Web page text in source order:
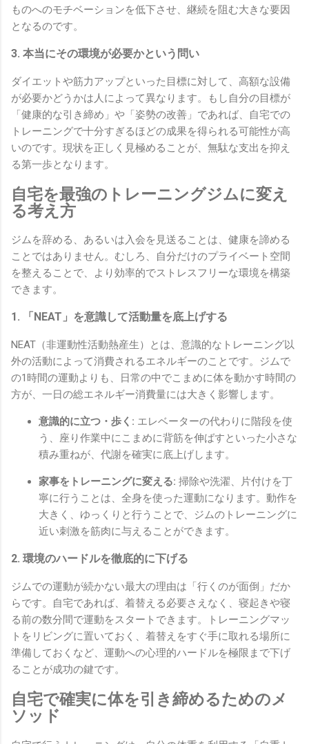
ものへのモチベーションを低下させ、継続を阻む大きな要因
となるのです。
3. 本当にその環境が必要かという問い
ダイエットや筋力アップといった目標に対して、高額な設備
が必要かどうかは人によって異なります。もし自分の目標が
「健康的な引き締め」や「姿勢の改善」であれば、自宅での
トレーニングで十分すぎるほどの成果を得られる可能性が高
いのです。現状を正しく見極めることが、無駄な支出を抑え
る第一歩となります。
自宅を最強のトレーニングジムに変え
る考え方
ジムを辞める、あるいは入会を見送ることは、健康を諦める
ことではありません。むしろ、自分だけのプライベート空間
を整えることで、より効率的でストレスフリーな環境を構築
できます。
1. 「NEAT」を意識して活動量を底上げする
NEAT（非運動性活動熱産生）とは、意識的なトレーニング以
外の活動によって消費されるエネルギーのことです。ジムで
の1時間の運動よりも、日常の中でこまめに体を動かす時間の
方が、一日の総エネルギー消費量には大きく影響します。
意識的に立つ・歩く: エレベーターの代わりに階段を使
う、座り作業中にこまめに背筋を伸ばすといった小さな
積み重ねが、代謝を確実に底上げします。
家事をトレーニングに変える: 掃除や洗濯、片付けを丁
寧に行うことは、全身を使った運動になります。動作を
大きく、ゆっくりと行うことで、ジムのトレーニングに
近い刺激を筋肉に与えることができます。
2. 環境のハードルを徹底的に下げる
ジムでの運動が続かない最大の理由は「行くのが面倒」だか
らです。自宅であれば、着替える必要さえなく、寝起きや寝
る前の数分間で運動をスタートできます。トレーニングマッ
トをリビングに置いておく、着替えをすぐ手に取れる場所に
準備しておくなど、運動への心理的ハードルを極限まで下げ
ることが成功の鍵です。
自宅で確実に体を引き締めるためのメ
ソッド